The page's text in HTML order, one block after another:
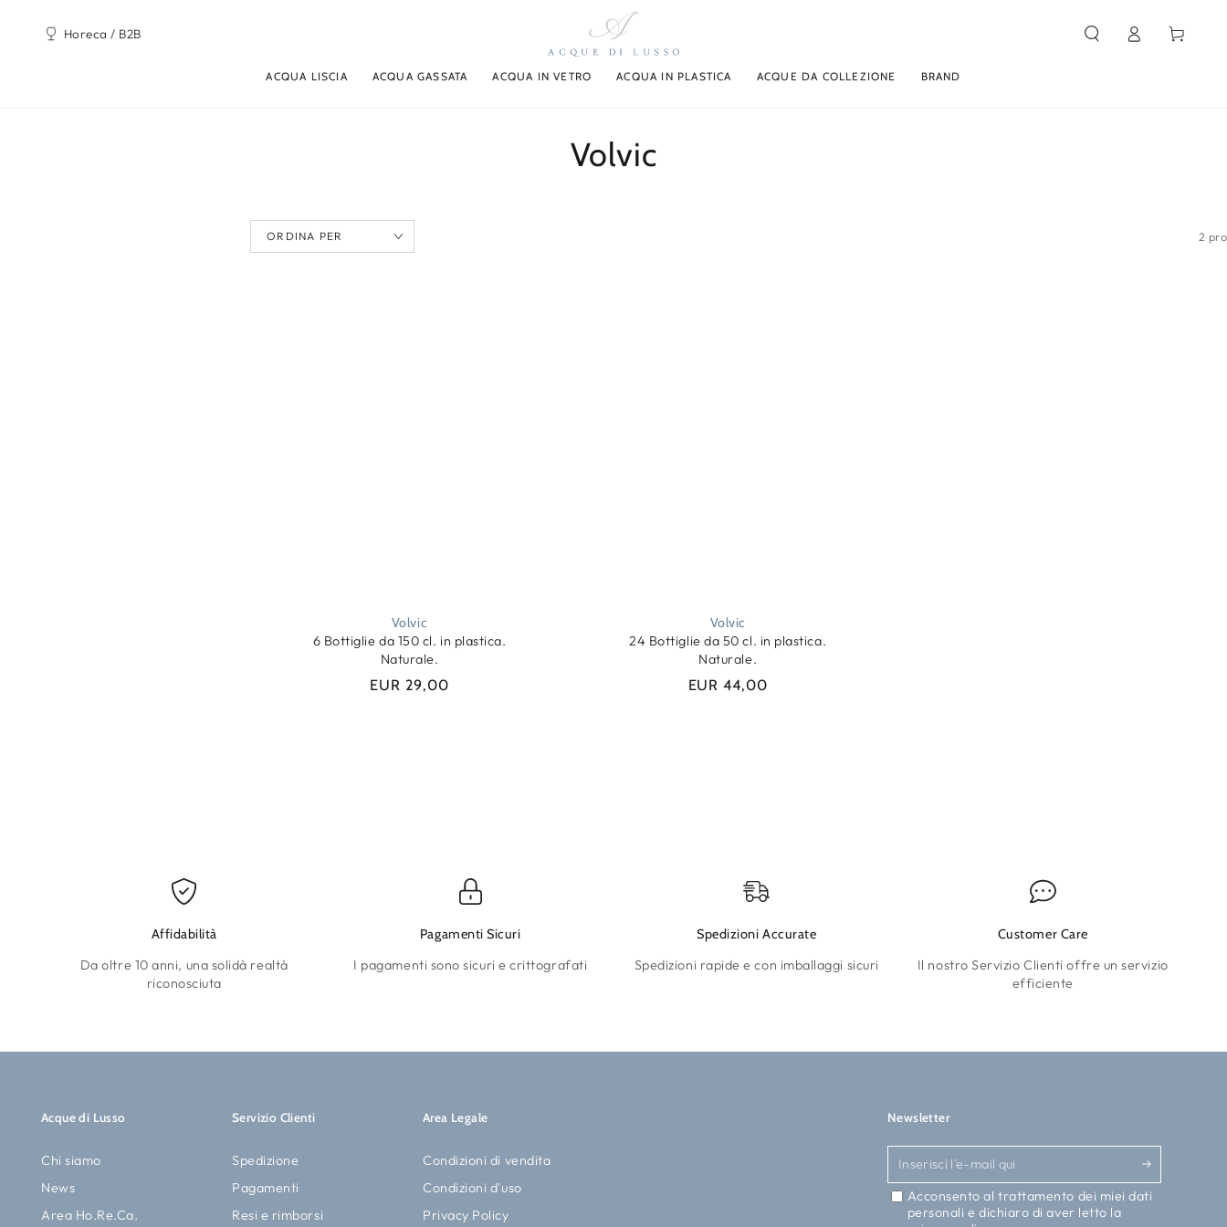
Horeca / B2B
ACQUA LISCIA ACQUA GASSATA ACQUA IN VETRO ACQUA IN PLASTICA ACQUE DA COLLEZIONE BRAND
Accesso Carello
Collezione:
Volvic
ORDINA PER 2
Volvic
6 Bottiglie da 150 cl. in plastica.
Naturale.
Prezzo
EUR 29,00
Volvic
24 Bottiglie da 50 cl. in plastica.
Naturale.
Prezzo
EUR 44,00
Affidabilità
Da oltre 10 anni, una solidà realtà
riconosciuta
Pagamenti Sicuri
I pagamenti sono sicuri e crittografati
Spedizioni Accurate
Spedizioni rapide e con imballaggi sicuri
Customer Care
Il nostro Servizio Clienti offre un servizio
efficiente
Acque di Lusso
Chi siamo
News
Area Ho.Re.Ca.
Servizio Clienti
Spedizione
Pagamenti
Resi e rimborsi
Area Legale
Condizioni di vendita
Condizioni d'uso
Privacy Policy
Newsletter
Inserisci
l'e-
mail
Acconsento al trattamento dei miei dati
personali e dichiaro di aver letto la